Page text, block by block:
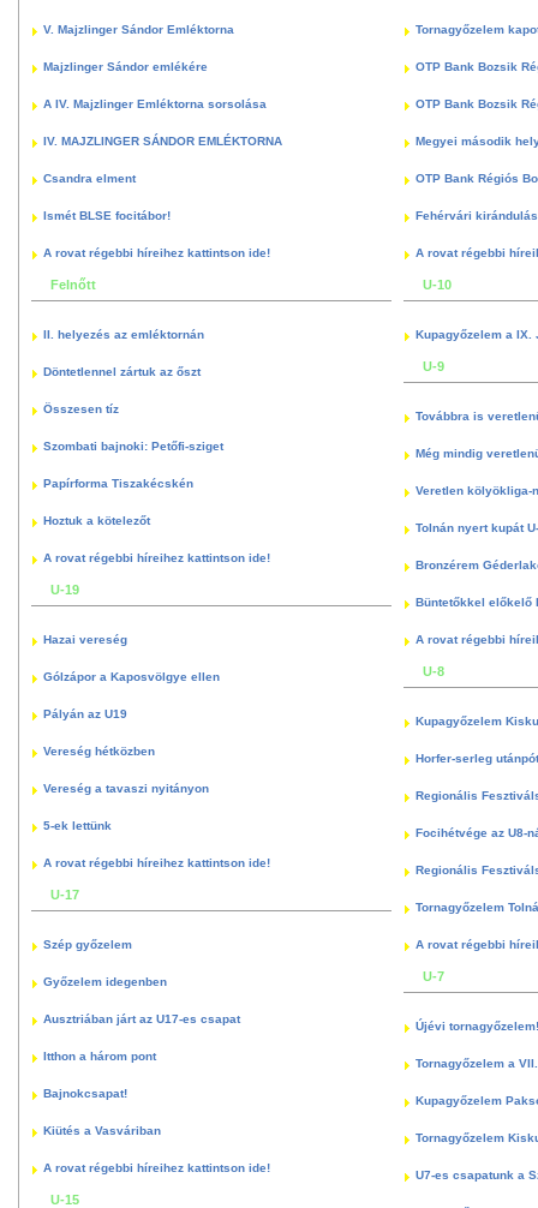
V. Majzlinger Sándor Emléktorna
Majzlinger Sándor emlékére
A IV. Majzlinger Emléktorna sorsolása
IV. MAJZLINGER SÁNDOR EMLÉKTORNA
Csandra elment
Ismét BLSE focitábor!
A rovat régebbi híreihez kattintson ide!
Felnőtt
II. helyezés az emléktornán
Döntetlennel zártuk az őszt
Összesen tíz
Szombati bajnoki: Petőfi-sziget
Papírforma Tiszakécskén
Hoztuk a kötelezőt
A rovat régebbi híreihez kattintson ide!
U-19
Hazai vereség
Gólzápor a Kaposvölgye ellen
Pályán az U19
Vereség hétközben
Vereség a tavaszi nyitányon
5-ek lettünk
A rovat régebbi híreihez kattintson ide!
U-17
Szép győzelem
Győzelem idegenben
Ausztriában járt az U17-es csapat
Itthon a három pont
Bajnokcsapat!
Kiütés a Vasváriban
A rovat régebbi híreihez kattintson ide!
U-15
Tornagyőzelem
OTP Bank Bozsik
OTP Bank Bozsik
Megyei második
OTP Bank Régiós
Fehérvári kirándulás
A rovat régebbi
U-10
Kupagyőzelem a
U-9
Továbbra is
Még mindig
Veretlen kölyökliga-
Tolnán nyert kupát
Bronzérem
Büntetőkkel előkelő
A rovat régebbi
U-8
Kupagyőzelem
Horfer-serleg
Regionális
Focihétvége az U8-
Regionális
Tornagyőzelem
A rovat régebbi
U-7
Újévi tornagyőzelem!
Tornagyőzelem a
Kupagyőzelem
Tornagyőzelem
U7-es csapatunk a